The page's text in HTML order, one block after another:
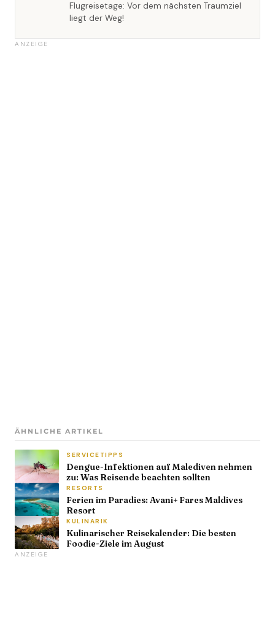
Flugreisetage: Vor dem nächsten Traumziel
liegt der Weg!
ANZEIGE
ÄHNLICHE ARTIKEL
SERVICETIPPS
Dengue-Infektionen auf Malediven nehmen
zu: Was Reisende beachten sollten
RESORTS
Ferien im Paradies: Avani+ Fares Maldives
Resort
KULINARIK
Kulinarischer Reisekalender: Die besten
Foodie-Ziele im August
ANZEIGE